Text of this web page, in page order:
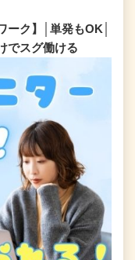
ーク】│単発もOK│
でスグ働ける